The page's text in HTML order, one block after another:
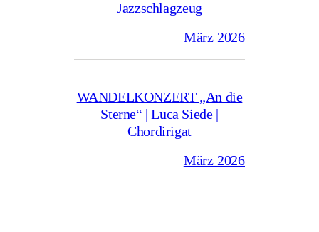
Jazzschlagzeug
März 2026
WANDELKONZERT „An die
Sterne“ | Luca Siede |
Chordirigat
März 2026